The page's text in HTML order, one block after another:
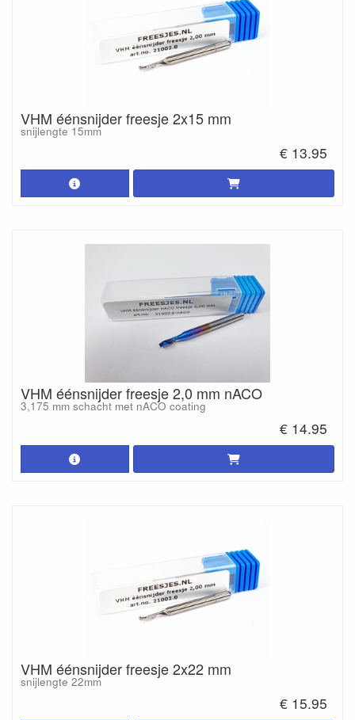
VHM éénsnijder freesje 2x15 mm
snijlengte 15mm
€ 13.95
VHM éénsnijder freesje 2,0 mm nACO
3,175 mm schacht met nACO coating
€ 14.95
VHM éénsnijder freesje 2x22 mm
snijlengte 22mm
€ 15.95